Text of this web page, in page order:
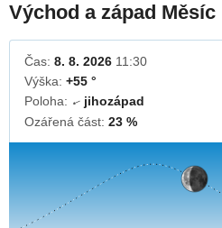
Východ a západ Měsíc
Čas: 8. 8. 2026 11:30
Výška: +55 °
Poloha: ↓jihozápad
Ozářená část: 23 %